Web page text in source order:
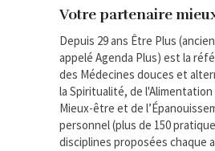
Votre partenaire
Depuis 29 ans Être Plus
appelé Agenda Plus) est la
des Médecines douces et
la Spiritualité, de l'Alimentation
Mieux-être et de
personnel (plus de 150
disciplines proposées chaque